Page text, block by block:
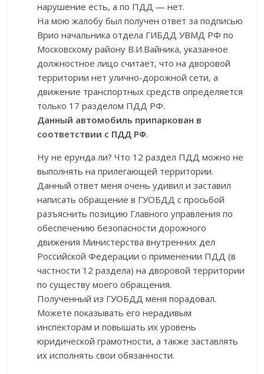
нарушение есть, а по ПДД — нет.
На мою жалобу был получен ответ за подписью
Врио начальника отдела ГИБДД УВМД РФ по
Московскому району В.И.Вайника, указанное
должностное лицо считает, что на дворовой
территории нет улично-дорожной сети, а
движение транспортных средств определяется
только 17 разделом ПДД РФ.
Данный автомобиль припаркован в
соответствии с ПДД РФ.
Ну не ерунда ли? Что 12 раздел ПДД можно не
выполнять на прилегающей территории.
Данный ответ меня очень удивил и заставил
написать обращение в ГУОБДД с просьбой
разъяснить позицию Главного управления по
обеспечению безопасности дорожного
движения Министерства внутренних дел
Российской Федерации о применении ПДД (в
частности 12 раздела) на дворовой территории
по существу моего обращения.
Полученный из ГУОБДД меня порадовал.
Можете показывать его нерадивым
инспекторам и повышать их уровень
юридической грамотности, а также заставлять
их исполнять свои обязанности.